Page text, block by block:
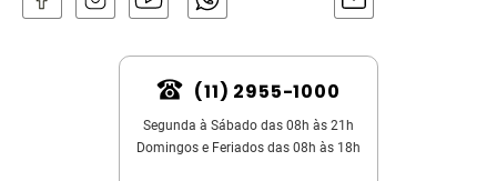
(11) 2955-1000
Segunda à Sábado das 08h às 21h
Domingos e Feriados das 08h às 18h